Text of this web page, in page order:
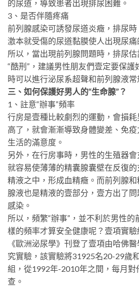
的尿道，導致患者出現排尿困難。
3、是否伴隨疼痛
前列腺感染可誘發尿道炎癥，排尿
激本就受傷的尿道黏膜使人出現尿痛
所以，當出現前列腺問題時，排尿
“酷刑”，建議男性朋友們壹定要保
時可以進行泌尿系超聲和前列腺液常
三、如何保護好男人的“生命腺”？
1、註意“辦事”頻率
行房是壹種比較劇烈的運動，會損
高了，就會漸漸導致身體變差、免
生活的滿意度。
另外，在行房事時，男性的生殖器會
就容易使薄薄的精囊腺囊壁在反復
精液之中，形成血精癥。而前列腺和
腺液也是精液的壹部分，壹方出了
感染。
所以，頻繁“辦事”，並不利於男性
樣的頻率才算安全健康呢？壹項實驗
《歐洲泌尿學》刊登了壹項由哈佛
究實驗，該實驗將31925名20-29歲
組，從1992年-2010年之間，每月對
查。